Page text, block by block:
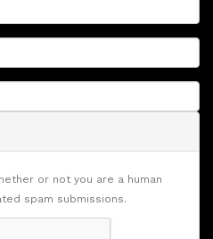
or not you are a human
spam submissions.